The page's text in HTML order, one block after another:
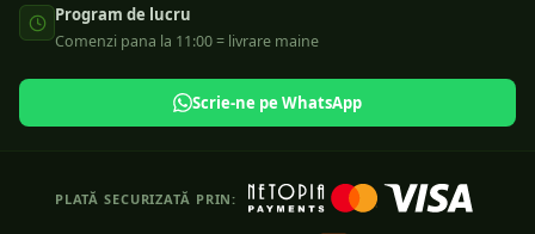
Program de lucru
Comenzi pana la 11:00 = livrare maine
Scrie-ne pe WhatsApp
PLATĂ SECURIZATĂ PRIN: